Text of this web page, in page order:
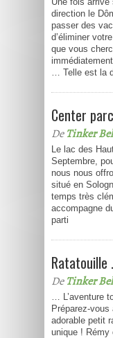
direction le
passer des
d’éliminer
que vous
… Telle est la
Center
DeTinker
Le lac des
Septembre,
nous nous
situé en
temps très
accompagne
parti
DeTinker
… L’aventure
Préparez-vous
adorable petit
unique !